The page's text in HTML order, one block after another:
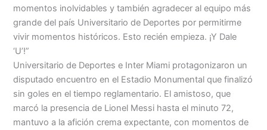
momentos inolvidables y también agradecer al equipo más
grande del país Universitario de Deportes por permitirme
vivir momentos históricos. Esto recién empieza. ¡Y Dale
‘U’!”
Universitario de Deportes e Inter Miami protagonizaron un
disputado encuentro en el Estadio Monumental que finalizó
sin goles en el tiempo reglamentario. El amistoso, que
marcó la presencia de Lionel Messi hasta el minuto 72,
mantuvo a la afición crema expectante, con momentos de